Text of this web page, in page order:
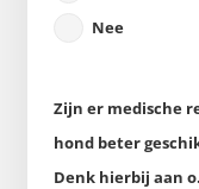
Nee
Zijn er medische
hond beter
Denk hierbij aan